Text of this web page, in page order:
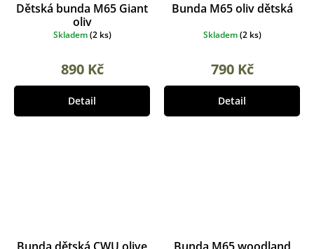
Dětská bunda M65 Giant
oliv
Skladem(2 ks)
890 Kč
Detail
Bunda M65 oliv dětská
Skladem(2 ks)
790 Kč
Detail